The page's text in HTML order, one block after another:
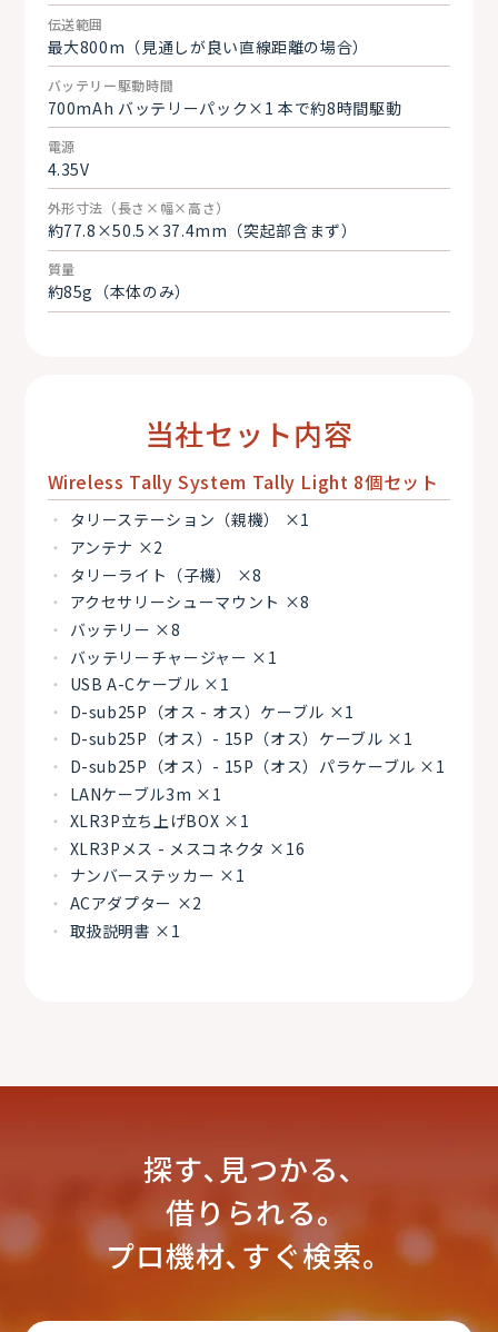
伝送範囲
最大800m（見通しが良い直線距離の場合）
バッテリー駆動時間
700mAh バッテリーパック×1 本で約8時間駆動
電源
4.35V
外形寸法（長さ×幅×高さ）
約77.8×50.5×37.4mm（突起部含まず）
質量
約85g（本体のみ）
当社セット内容
Wireless Tally System Tally Light 8個セット
タリーステーション（親機） ×1
アンテナ ×2
タリーライト（子機） ×8
アクセサリーシューマウント ×8
バッテリー ×8
バッテリーチャージャー ×1
USB A-Cケーブル ×1
D-sub25P（オス - オス）ケーブル ×1
D-sub25P（オス）- 15P（オス）ケーブル ×1
D-sub25P（オス）- 15P（オス）パラケーブル ×1
LANケーブル3m ×1
XLR3P立ち上げBOX ×1
XLR3Pメス - メスコネクタ ×16
ナンバーステッカー ×1
ACアダプター ×2
取扱説明書 ×1
探す､見つかる､
借りられる｡
プロ機材､すぐ検索。